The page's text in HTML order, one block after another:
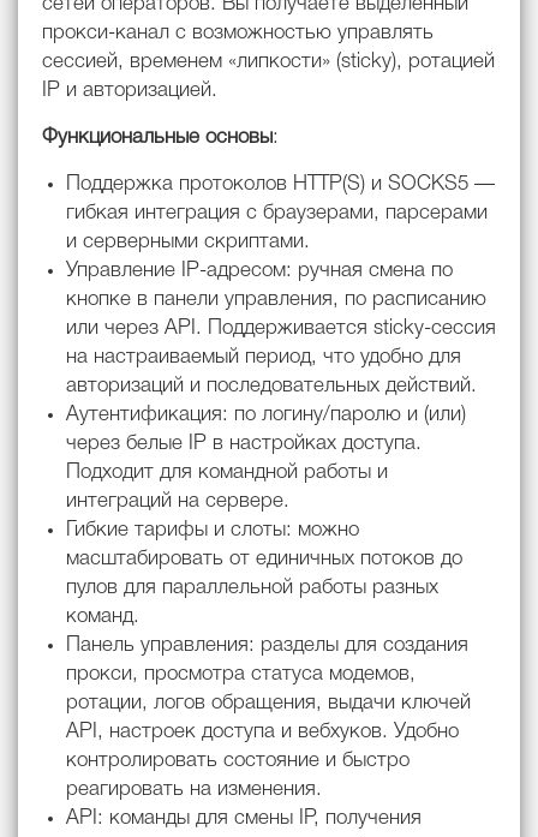
сетей операторов. Вы получаете выделенный
прокси-канал с возможностью управлять
сессией, временем «липкости» (sticky), ротацией
IP и авторизацией.
Функциональные основы:
Поддержка протоколов HTTP(S) и SOCKS5 —
гибкая интеграция с браузерами, парсерами
и серверными скриптами.
Управление IP-адресом: ручная смена по
кнопке в панели управления, по расписанию
или через API. Поддерживается sticky-сессия
на настраиваемый период, что удобно для
авторизаций и последовательных действий.
Аутентификация: по логину/паролю и (или)
через белые IP в настройках доступа.
Подходит для командной работы и
интеграций на сервере.
Гибкие тарифы и слоты: можно
масштабировать от единичных потоков до
пулов для параллельной работы разных
команд.
Панель управления: разделы для создания
прокси, просмотра статуса модемов,
ротации, логов обращения, выдачи ключей
API, настроек доступа и вебхуков. Удобно
контролировать состояние и быстро
реагировать на изменения.
API: команды для смены IP, получения